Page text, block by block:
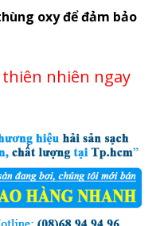
oxy để đảm bảo
nhiên ngay